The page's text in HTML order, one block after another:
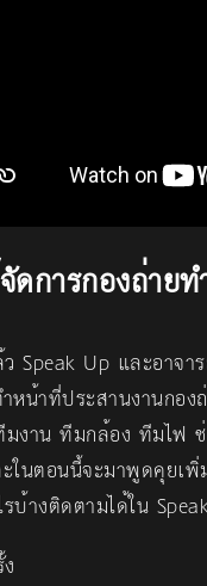
ดการกองถ่าย
Speak Up และอา
น้าที่ประสานงานกอง
งาน ทีมกล้อง ทีมไฟ
ในตอนนี้จะมาพูดคุยเ
รบ้างติดตามได้ใน